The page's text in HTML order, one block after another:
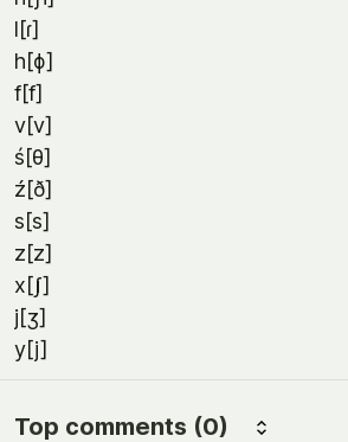
l[ɾ]
h[ɸ]
f[f]
v[v]
ś[θ]
ź[ð]
s[s]
z[z]
x[ʃ]
j[ʒ]
y[j]
Top comments (0)